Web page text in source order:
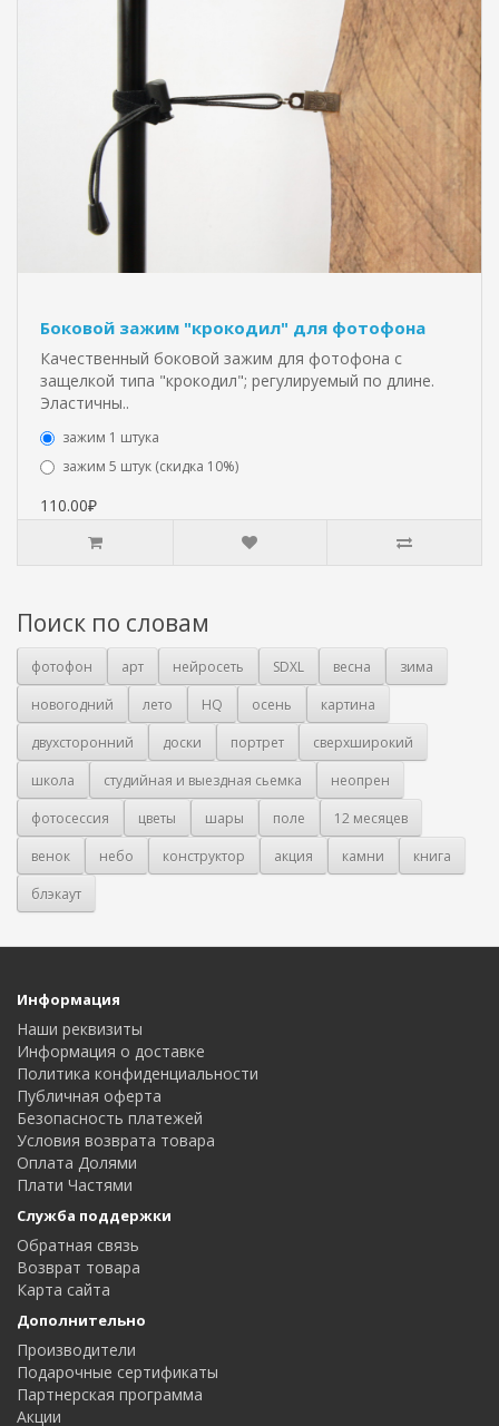
Боковой зажим "крокодил" для фотофона
Качественный боковой зажим для фотофона с
защелкой типа "крокодил"; регулируемый по длине.
Эластичны..
зажим 1 штука
зажим 5 штук (скидка 10%)
110.00₽
Поиск по словам
фотофон арт нейросеть SDXL весна
зима
новогодний
лето HQ осень
картина
двухсторонний
доски портрет
сверхширокий
школа
студийная и выездная сьемка
неопрен
фотосессия
цветы шары поле
12 месяцев
венок
небо конструктор акция камни
книга
блэкаут
Информация
Наши реквизиты
Информация о доставке
Политика конфиденциальности
Публичная оферта
Безопасность платежей
Условия возврата товара
Оплата Долями
Плати Частями
Служба поддержки
Обратная связь
Возврат товара
Карта сайта
Дополнительно
Производители
Подарочные сертификаты
Партнерская программа
Акции